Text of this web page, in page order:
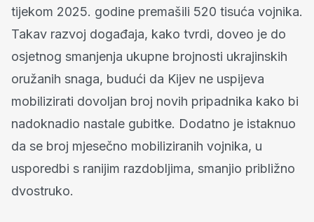
tijekom 2025. godine premašili 520 tisuća vojnika.
Takav razvoj događaja, kako tvrdi, doveo je do
osjetnog smanjenja ukupne brojnosti ukrajinskih
oružanih snaga, budući da Kijev ne uspijeva
mobilizirati dovoljan broj novih pripadnika kako bi
nadoknadio nastale gubitke. Dodatno je istaknuo
da se broj mjesečno mobiliziranih vojnika, u
usporedbi s ranijim razdobljima, smanjio približno
dvostruko.